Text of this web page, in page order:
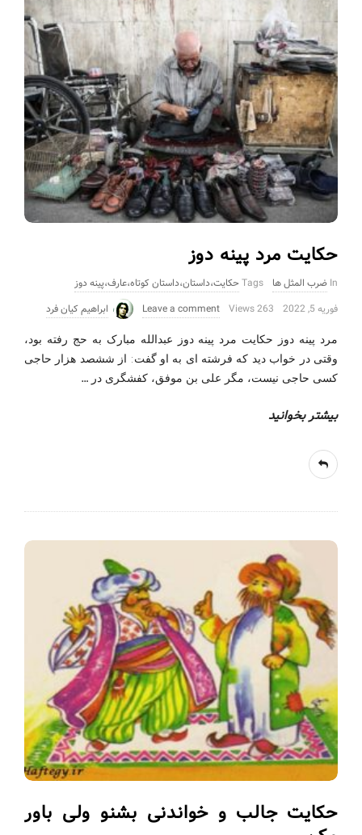
حکایت مرد پینه دوز
In ضرب المثل ها Tagsحکایت،داستان،داستان کوتاه،عارف،پینه دوز
فوریه 5, 2022
263 Views
Leave a comment ابراهیم کیان فرد
مرد پینه دوز حکایت مرد پینه دوز ﻋﺒﺪﺍﻟﻠﻪ ﻣﺒﺎﺭﮎ ﺑﻪ ﺣﺞ ﺭﻓﺘﻪ ﺑﻮﺩ،
ﻭﻗﺘﯽ ﺩﺭ ﺧﻮﺍﺏ ﺩﯾﺪ ﮐﻪ ﻓﺮﺷﺘﻪ ﺍﯼ ﺑﻪ ﺍﻭ ﮔﻔﺖ: ﺍﺯ ﺷﺸﺼﺪ ﻫﺰﺍﺭ ﺣﺎﺟﯽ
ﮐﺴﯽ ﺣﺎﺟﯽ ﻧﯿﺴﺖ، ﻣﮕﺮ ﻋﻠﯽ ﺑﻦ ﻣﻮﻓﻖ، ﮐﻔﺸﮕﺮﯼ ﺩﺭ …
بیشتر بخوانید
حکایت جالب و خواندنی بشنو ولی باور